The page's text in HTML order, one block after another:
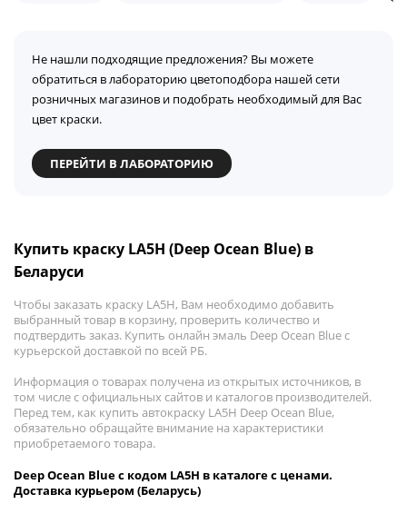
Не нашли подходящие предложения? Вы можете
обратиться в лабораторию цветоподбора нашей сети
розничных магазинов и подобрать необходимый для Вас
цвет краски.
ПЕРЕЙТИ В ЛАБОРАТОРИЮ
Купить краску LA5H (Deep Ocean Blue) в
Беларуси
Чтобы заказать краску LA5H, Вам необходимо добавить
выбранный товар в корзину, проверить количество и
подтвердить заказ. Купить онлайн эмаль Deep Ocean Blue с
курьерской доставкой по всей РБ.
Информация о товарах получена из открытых источников, в
том числе с официальных сайтов и каталогов производителей.
Перед тем, как купить автокраску LA5H Deep Ocean Blue,
обязательно обращайте внимание на характеристики
приобретаемого товара.
Deep Ocean Blue с кодом LA5H в каталоге с ценами.
Доставка курьером (Беларусь)